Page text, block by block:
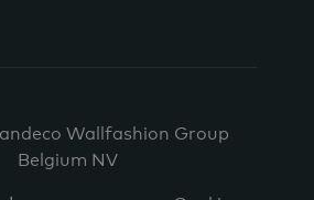
Wallfashion Group
Belgium NV